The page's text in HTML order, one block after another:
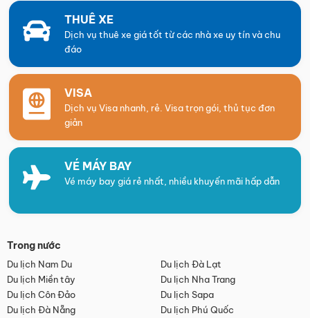
THUÊ XE
Dịch vụ thuê xe giá tốt từ các nhà xe uy tín và chu
đáo
VISA
Dịch vụ Visa nhanh, rẻ. Visa trọn gói, thủ tục đơn
giản
VÉ MÁY BAY
Vé máy bay giá rẻ nhất, nhiều khuyến mãi hấp dẫn
Trong nước
Du lịch Nam Du
Du lịch Đà Lạt
Du lịch Miền tây
Du lịch Nha Trang
Du lịch Côn Đảo
Du lịch Sapa
Du lịch Đà Nẵng
Du lịch Phú Quốc